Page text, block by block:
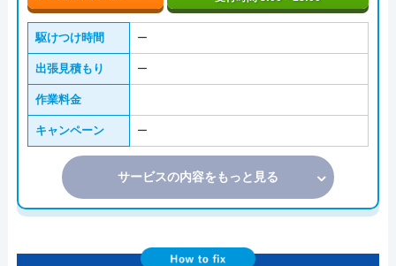
駆けつけ時間 ー
出張見積もり ー
作業料金
キャンペーン ー
サービスの内容をもっと見る